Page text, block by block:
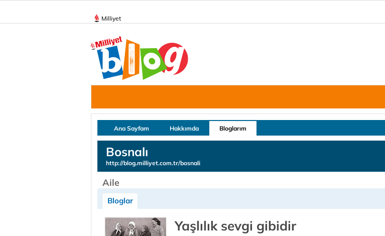
Milliyet
Ana Sayfam Hakkımda Bloglarım
Bosnalı
http://blog.milliyet.com.tr/bosnali
Aile
Bloglar
Yaşlılık sevgi gibidir